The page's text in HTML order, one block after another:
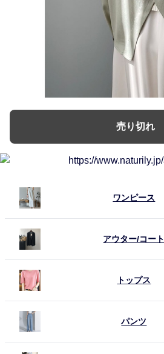
売り切れ
ワンピース
アウター/コート
トップス
パンツ